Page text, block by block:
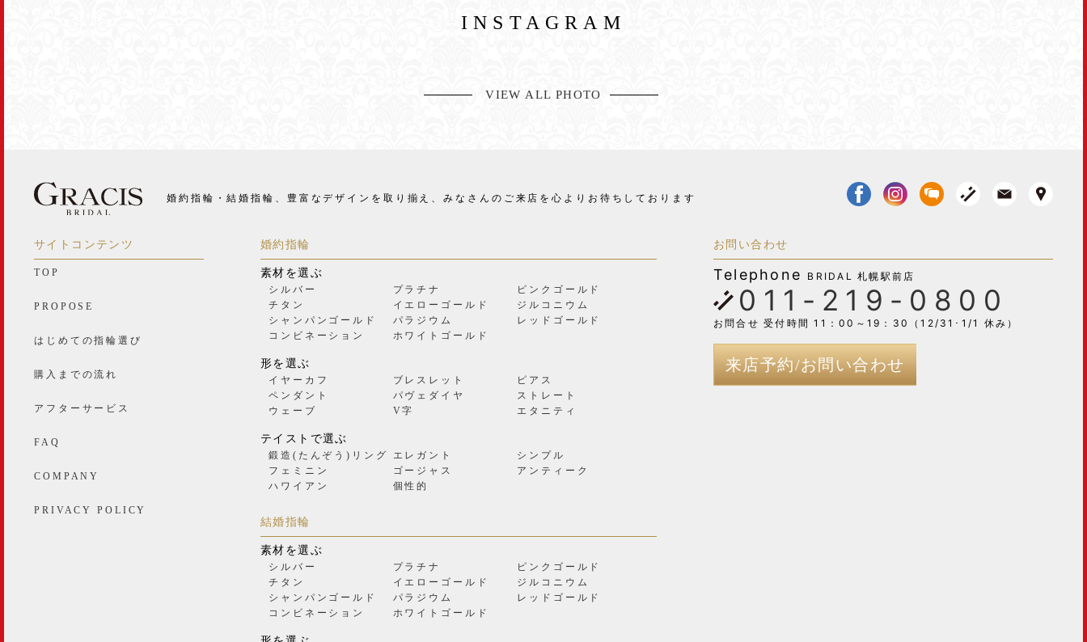
INSTAGRAM
VIEW ALL PHOTO
婚約指輪・結婚指輪、豊富なデザインを取り揃え、みなさんのご来店を心よりお待ちしております
サイトコンテンツ
TOP
PROPOSE
はじめての指輪選び
購入までの流れ
アフターサービス
FAQ
COMPANY
PRIVACY POLICY
婚約指輪
素材を選ぶ
シルバー プラチナ
ピンクゴールド
チタン
イエローゴールド
ジルコニウム
シャンパンゴールド
パラジウム
レッドゴールド
コンビネーション
ホワイトゴールド
形を選ぶ
イヤーカフ ブレスレット
ピアス
ペンダント
パヴェダイヤ
ストレート
ウェーブ
V字 エタニティ
テイストで選ぶ
鍛造(たんぞう)リング エレガント
シンプル
フェミニン
ゴージャス
アンティーク
ハワイアン
個性的
結婚指輪
素材を選ぶ
シルバー プラチナ
ピンクゴールド
チタン
イエローゴールド
ジルコニウム
シャンパンゴールド
パラジウム
レッドゴールド
コンビネーション
ホワイトゴールド
お問い合わせ
Telephone BRIDAL 札幌駅前店
011-219-0800
お問合せ 受付時間 11：00～19：30（12/31･1/1 休み）
来店予約/お問い合わせ